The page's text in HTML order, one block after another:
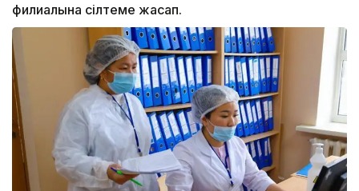
филиалына сілтеме жасап.